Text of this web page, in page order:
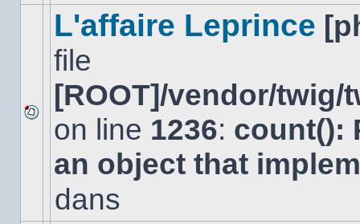
Aucun
nouveau
message
non-
dans
L'affaire Leprince
file
[ROOT]/vendor/
on line 1236: count():
an object that
dans